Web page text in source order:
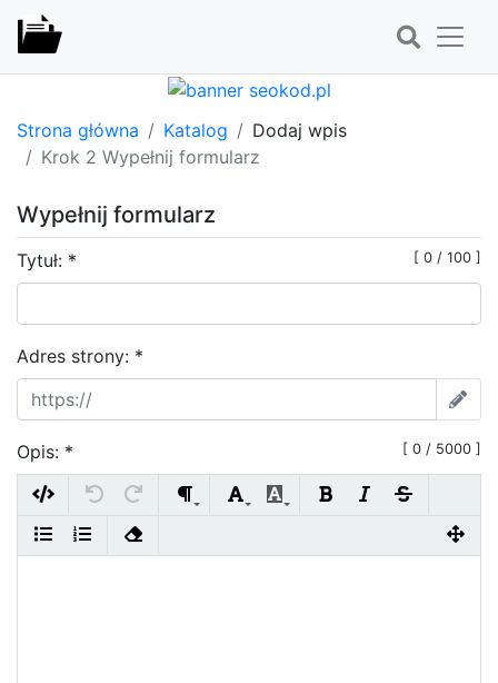
Strona główna Katalog
Dodaj wpis
Krok 2 Wypełnij formularz
Wypełnij formularz
Tytuł: * [ 0 / 100 ]
Adres strony: *
Opis: * [ 0 / 5000 ]